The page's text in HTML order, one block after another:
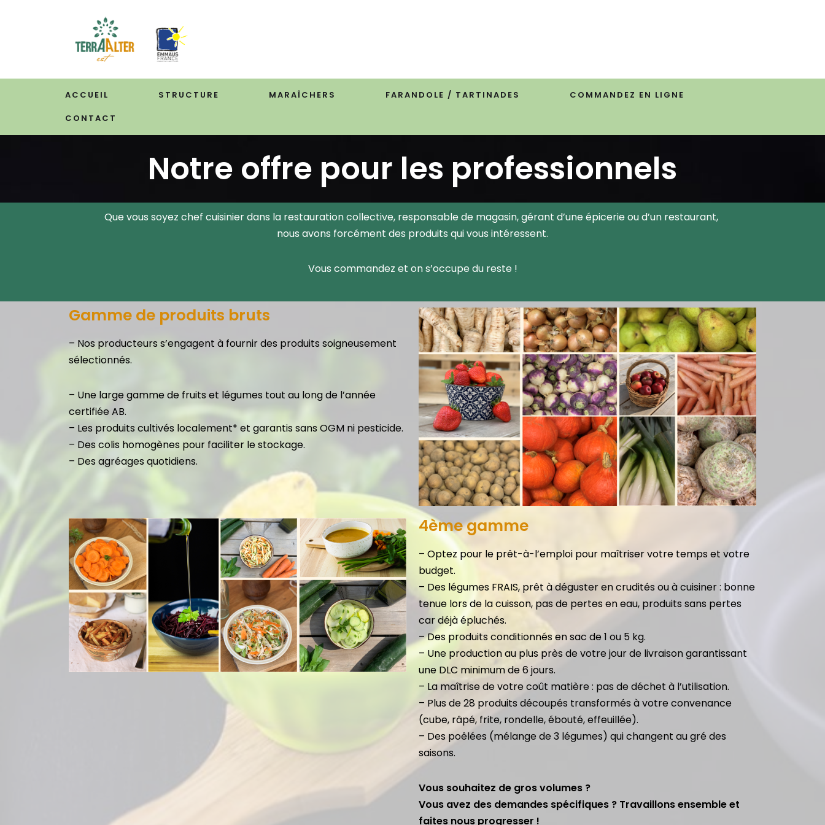
ACCUEIL STRUCTURE MARAÎCHERS FARANDOLE / TARTINADES
COMMANDEZ EN LIGNE
CONTACT
Notre offre pour les professionnels
Que vous soyez chef cuisinier dans la restauration collective, responsable de magasin, gérant d’une épicerie ou d’un restaurant,
nous avons forcément des produits qui vous intéressent.
Vous commandez et on s’occupe du reste !
Gamme de produits bruts
– Nos producteurs s’engagent à fournir des produits soigneusement
sélectionnés.
– Une large gamme de fruits et légumes tout au long de l’année
certifiée AB.
– Les produits cultivés localement* et garantis sans OGM ni pesticide.
– Des colis homogènes pour faciliter le stockage.
– Des agréages quotidiens.
4ème gamme
– Optez pour le prêt-à-l’emploi pour maîtriser votre temps et votre
budget.
– Des légumes FRAIS, prêt à déguster en crudités ou à cuisiner : bonne
tenue lors de la cuisson, pas de pertes en eau, produits sans pertes
car déjà épluchés.
– Des produits conditionnés en sac de 1 ou 5 kg.
– Une production au plus près de votre jour de livraison garantissant
une DLC minimum de 6 jours.
– La maîtrise de votre coût matière : pas de déchet à l’utilisation.
– Plus de 28 produits découpés transformés à votre convenance
(cube, râpé, frite, rondelle, ébouté, effeuillée).
– Des poêlées (mélange de 3 légumes) qui changent au gré des
saisons.
Vous souhaitez de gros volumes ?
Vous avez des demandes spécifiques ? Travaillons ensemble et
faites nous progresser !